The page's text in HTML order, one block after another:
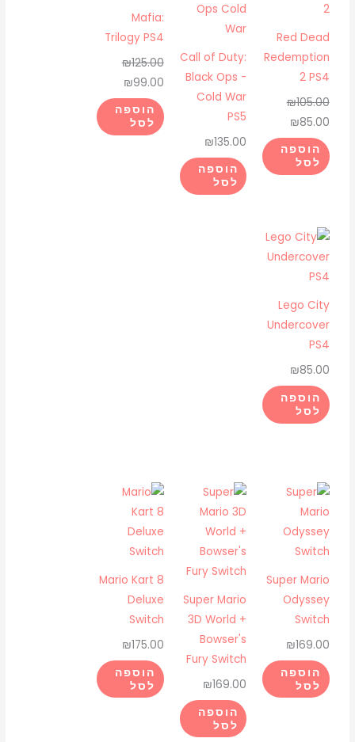
Red Dead
Redemption
2 PS4
₪105.00
היה:
₪85.00
הוספה
לסל
Call of Duty:
Black Ops -
Cold War
PS5
₪135.00
הוספה
לסל
Mafia:
Trilogy PS4
₪125.00
₪99.00
הוספה
לסל
Lego City
Undercover
PS4
₪85.00
הוספה
לסל
Super Mario
Odyssey
Switch
₪169.00
הוספה
לסל
Super Mario
3D World +
Bowser's
Fury Switch
₪169.00
הוספה
לסל
Mario Kart 8
Deluxe
Switch
₪175.00
הוספה
לסל